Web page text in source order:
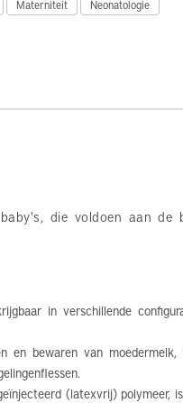
Materniteit Neonatologie
die voldoen aan de
in verschillende
en bewaren van
(latexvrij) polymeer,